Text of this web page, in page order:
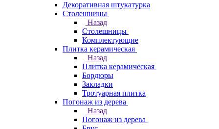
Декоративная штукатурка
Столешницы
Назад
Столешницы
Комплектующие
Плитка керамическая
Назад
Плитка керамическая
Бордюры
Закладки
Тротуарная плитка
Погонаж из дерева
Назад
Погонаж из дерева